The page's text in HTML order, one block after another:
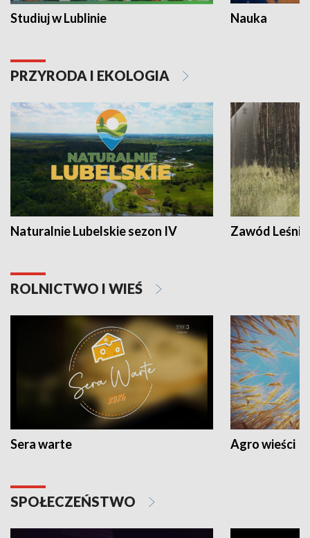
Studiuj w Lublinie Nauka
PRZYRODA I EKOLOGIA
Naturalnie Lubelskie sezon IV Zawód Leśnik
ROLNICTWO I WIEŚ
Sera warte Agro wieści
SPOŁECZEŃSTWO